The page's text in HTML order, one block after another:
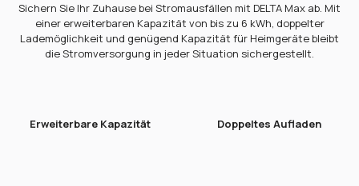
Sichern Sie Ihr Zuhause bei Stromausfällen mit DELTA Max ab. Mit
einer erweiterbaren Kapazität von bis zu 6 kWh, doppelter
Lademöglichkeit und genügend Kapazität für Heimgeräte bleibt
die Stromversorgung in jeder Situation sichergestellt.
Erweiterbare Kapazität Doppeltes Aufladen